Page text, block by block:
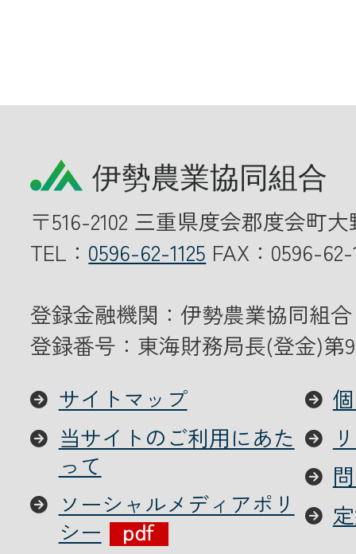
〒516-2102 三重県度会郡度会町
TEL： 0596-62-1125 FAX：0596-62-
登録金融機関：伊勢農業協同組合
登録番号：東海財務局長(登金)第
サイトマップ
当サイトのご利用にあた
って
ソーシャルメディアポリ
シー